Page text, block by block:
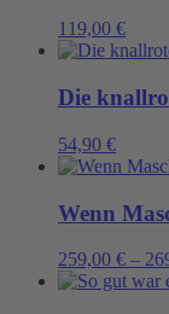
119,00 €
Die
54,90 €
Wenn
259,00 € –